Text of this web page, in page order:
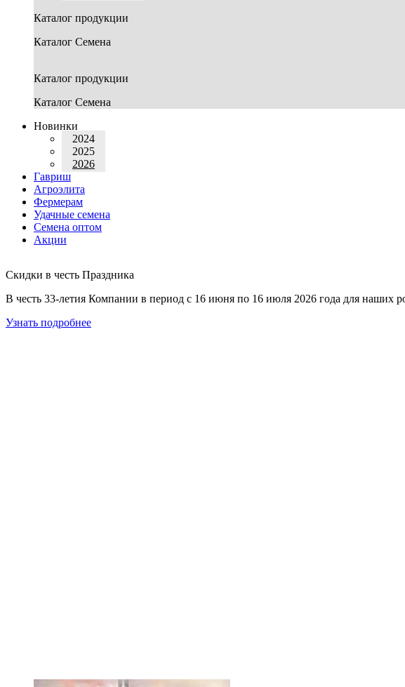
Каталог продукции
Каталог Семена
Каталог продукции
Каталог Семена
Новинки
2024
2025
2026
Гавриш
Агроэлита
Фермерам
Удачные семена
Семена оптом
Акции
Сочные новинки сезона
«Гавриш» – одна из лидирующих компаний России, которая специализируется
Скидки в честь Праздника
В честь 33-летия Компании в период с 16 июня по 16 июля 2026 года для наших
Узнать подробнее